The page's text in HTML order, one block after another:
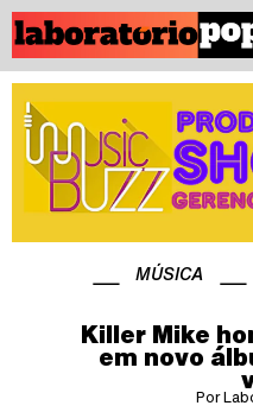
MÚSICA
Killer Mike
em novo
Por